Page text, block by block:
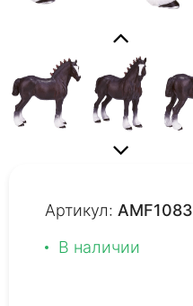
Артикул: AMF1083
В наличии